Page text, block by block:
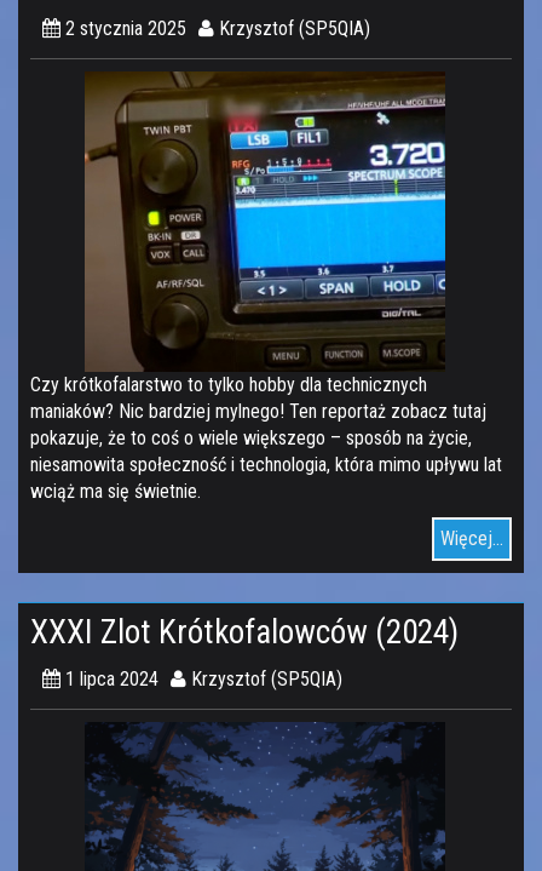
2 stycznia 2025 Krzysztof (SP5QIA)
Czy krótkofalarstwo to tylko hobby dla technicznych
maniaków? Nic bardziej mylnego! Ten reportaż zobacz tutaj
pokazuje, że to coś o wiele większego – sposób na życie,
niesamowita społeczność i technologia, która mimo upływu lat
wciąż ma się świetnie.
Więcej...
XXXI Zlot Krótkofalowców (2024)
1 lipca 2024 Krzysztof (SP5QIA)